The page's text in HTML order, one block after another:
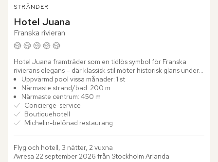
STRÄNDER
Hotel Juana
Franska rivieran
Hotel Juana framträder som en tidlös symbol för Franska
rivierans elegans – där klassisk stil möter historisk glans under
Côte d´Azurs förtrollande ljus. Medelhavets djupblå vatten...
Uppvärmd pool vissa månader: 1 st
Närmaste strand/bad: 200 m
Närmaste centrum: 450 m
Concierge-service
Boutiquehotell
Michelin-belönad restaurang
Flyg och hotell, 3 nätter, 2 vuxna
Avresa 22 september 2026 från Stockholm Arlanda